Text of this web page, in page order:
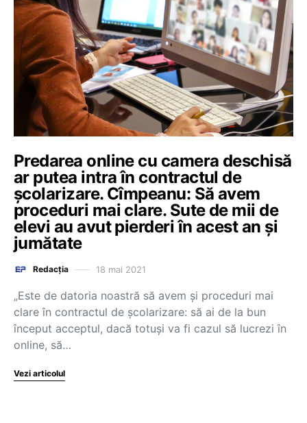
Predarea online cu camera deschisă
ar putea intra în contractul de
școlarizare. Cîmpeanu: Să avem
proceduri mai clare. Sute de mii de
elevi au avut pierderi în acest an și
jumătate
Redacția 18 mai 2021
„Este de datoria noastră să avem și proceduri mai
clare în contractul de școlarizare: să ai de la bun
început acceptul, dacă totuși va fi cazul să lucrezi în
online, să…
Vezi articolul